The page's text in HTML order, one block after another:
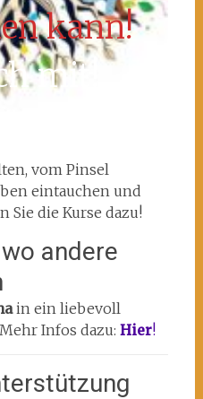
kann!
mit!
vom Pinsel
eintauchen und
Sie die Kurse dazu!
andere
in ein liebevoll
Infos dazu: Hier!